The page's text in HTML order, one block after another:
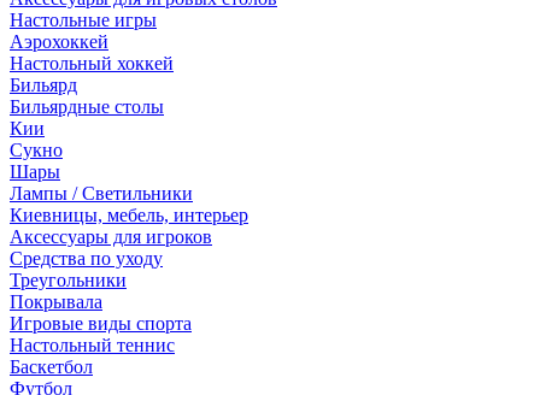
Настольные игры
Аэрохоккей
Настольный хоккей
Бильярд
Бильярдные столы
Кии
Сукно
Шары
Лампы / Светильники
Киевницы, мебель, интерьер
Аксессуары для игроков
Средства по уходу
Треугольники
Покрывала
Игровые виды спорта
Настольный теннис
Баскетбол
Футбол